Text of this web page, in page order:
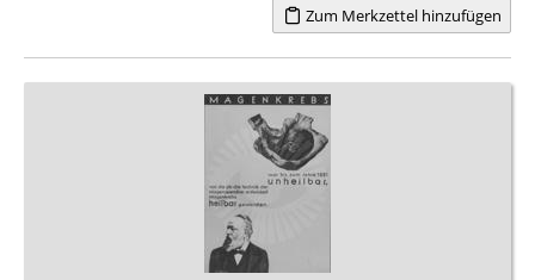
Zum Merkzettel hinzufügen